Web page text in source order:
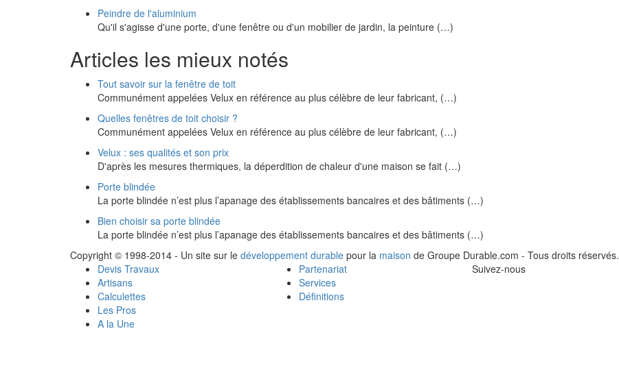
Peindre de l'aluminium
Qu'il s'agisse d'une porte, d'une fenêtre ou d'un mobilier de jardin, la peinture (…)
Articles les mieux notés
Tout savoir sur la fenêtre de toit
Communément appelées Velux en référence au plus célèbre de leur fabricant, (…)
Quelles fenêtres de toit choisir ?
Communément appelées Velux en référence au plus célèbre de leur fabricant, (…)
Velux : ses qualités et son prix
D'après les mesures thermiques, la déperdition de chaleur d'une maison se fait (…)
Porte blindée
La porte blindée n’est plus l’apanage des établissements bancaires et des bâtiments (…)
Bien choisir sa porte blindée
La porte blindée n’est plus l’apanage des établissements bancaires et des bâtiments (…)
Copyright © 1998-2014 - Un site sur le développement durable pour la maison de Groupe Durable.com - Tous droits réservés.
Devis Travaux
Artisans
Calculettes
Les Pros
A la Une
Partenariat
Services
Définitions
Suivez-nous